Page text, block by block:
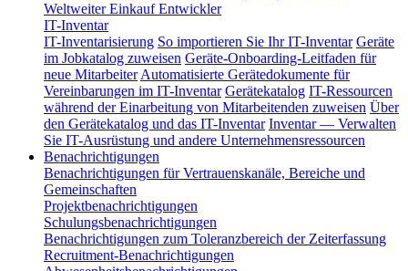
Weltweiter EinkaufEntwickler
IT-Inventar
IT-Inventarisierung So importieren Sie Ihr IT-Inventar Geräte
im Jobkatalog zuweisen Geräte-Onboarding-Leitfaden für
neue Mitarbeiter Automatisierte Gerätedokumente für
Vereinbarungen im IT-Inventar Gerätekatalog IT-Ressourcen
während der Einarbeitung von Mitarbeitenden zuweisen Über
den Gerätekatalog und das IT-Inventar Inventar — Verwalten
Sie IT-Ausrüstung und andere Unternehmensressourcen
Benachrichtigungen
Benachrichtigungen für Vertrauenskanäle, Bereiche und
Gemeinschaften
Projektbenachrichtigungen
Schulungsbenachrichtigungen
Benachrichtigungen zum Toleranzbereich der Zeiterfassung
Recruitment-Benachrichtigungen